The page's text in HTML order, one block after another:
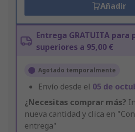
Añadir
Entrega GRATUITA para
superiores a 95,00 €
Agotado temporalmente
Envío desde el 05 de
¿Necesitas comprar más?
nueva cantidad y clica en
entrega"